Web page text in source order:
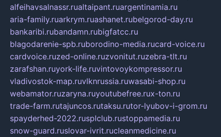
alfeihavsalnassr.rualtaipant.ruargentinamia.ru
aria-family.ruarkrym.ruashanet.rubelgorod-day.ru
bankaribi.rubandamn.rubigfatcc.ru
blagodarenie-spb.ruborodino-media.rucard-voice.ru
cardvoice.ruzed-online.ruzvonitut.ruzebra-tlt.ru
zarafshan.ruyork-life.ruvintovoykompressor.ru
vladivostok-map.ruvlknrussia.ruwasabi-shop.ru
webamator.ruzaryna.ruyoutubefree.rux-ton.ru
trade-farm.rutajuncos.rutaksu.rutor-lyubov-i-grom.ru
spayderhed-2022.rusplclub.rustoppamedia.ru
snow-guard.ruslovar-ivrit.rucleanmedicine.ru